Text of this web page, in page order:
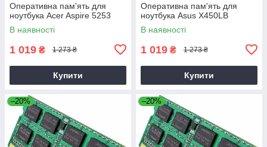
Оперативна пам'ять для
ноутбука Acer Aspire 5253
В наявності
1 019 ₴ 1 273 ₴
Купити
Оперативна пам'ять для
ноутбука Asus X450LB
В наявності
1 019 ₴ 1 273 ₴
Купити
–20% –20%